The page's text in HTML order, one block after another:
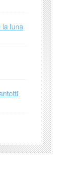
la luna